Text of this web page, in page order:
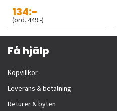
134:-
(ord. 449:-)
Få hjälp
Köpvillkor
Leverans & betalning
Returer & byten